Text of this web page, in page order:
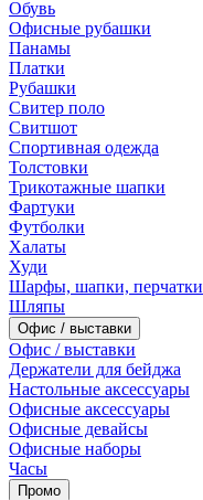
Обувь
Офисные рубашки
Панамы
Платки
Рубашки
Свитер поло
Свитшот
Спортивная одежда
Толстовки
Трикотажные шапки
Фартуки
Футболки
Халаты
Худи
Шарфы, шапки, перчатки
Шляпы
Офис / выставки
Офис / выставки
Держатели для бейджа
Настольные аксессуары
Офисные аксессуары
Офисные девайсы
Офисные наборы
Часы
Промо